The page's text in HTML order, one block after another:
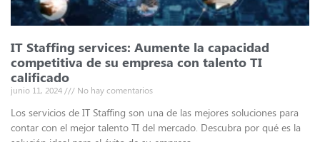
IT Staffing services: Aumente la capacidad
competitiva de su empresa con talento TI
calificado
junio 11, 2024 No hay comentarios
Los servicios de IT Staffing son una de las mejores soluciones para
contar con el mejor talento TI del mercado. Descubra por qué es la